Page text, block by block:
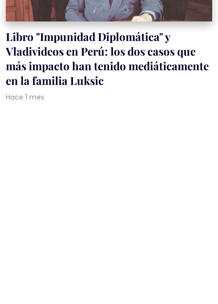
Libro "Impunidad Diplomática" y
Vladivideos en Perú: los dos casos que
más impacto han tenido mediáticamente
en la familia Luksic
Hace 1 mes